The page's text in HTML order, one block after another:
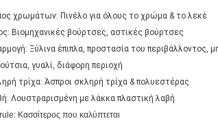
χρωμάτων: Πινέλο για όλους το χρώμα & το λεκέ
Βιομηχανικές βούρτσες, αστικές βούρτσες
Ξύλινα έπιπλα, προστασία του
γυαλί, διάφορη περιοχή
τρίχα: Άσπροι σκληρή τρίχα & πολυεστέρας
Λουστραρισμένη με λάκκα πλαστική λαβή
Κασσίτερος που καλύπτεται